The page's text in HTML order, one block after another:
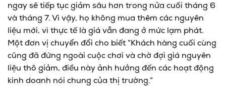
ngay sẽ tiếp tục giảm sâu hơn trong nửa cuối tháng 6
và tháng 7. Vì vậy, họ không mua thêm các nguyên
liệu mới, vì thực tế là giá vẫn đang ở mức lạm phát.
Một đơn vị chuyển đổi cho biết “Khách hàng cuối cùng
cũng đã đứng ngoài cuộc chơi và chờ đợi giá nguyên
liệu thô giảm, điều này ảnh hưởng đến các hoạt động
kinh doanh nói chung của thị trường.”